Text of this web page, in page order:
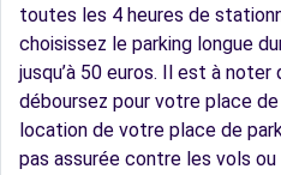
toutes les 4 heures de
choisissez le parking longue
jusqu’à 50 euros. Il est à noter
déboursez pour votre place
location de votre place de
pas assurée contre les vols